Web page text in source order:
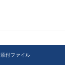
添付ファイル